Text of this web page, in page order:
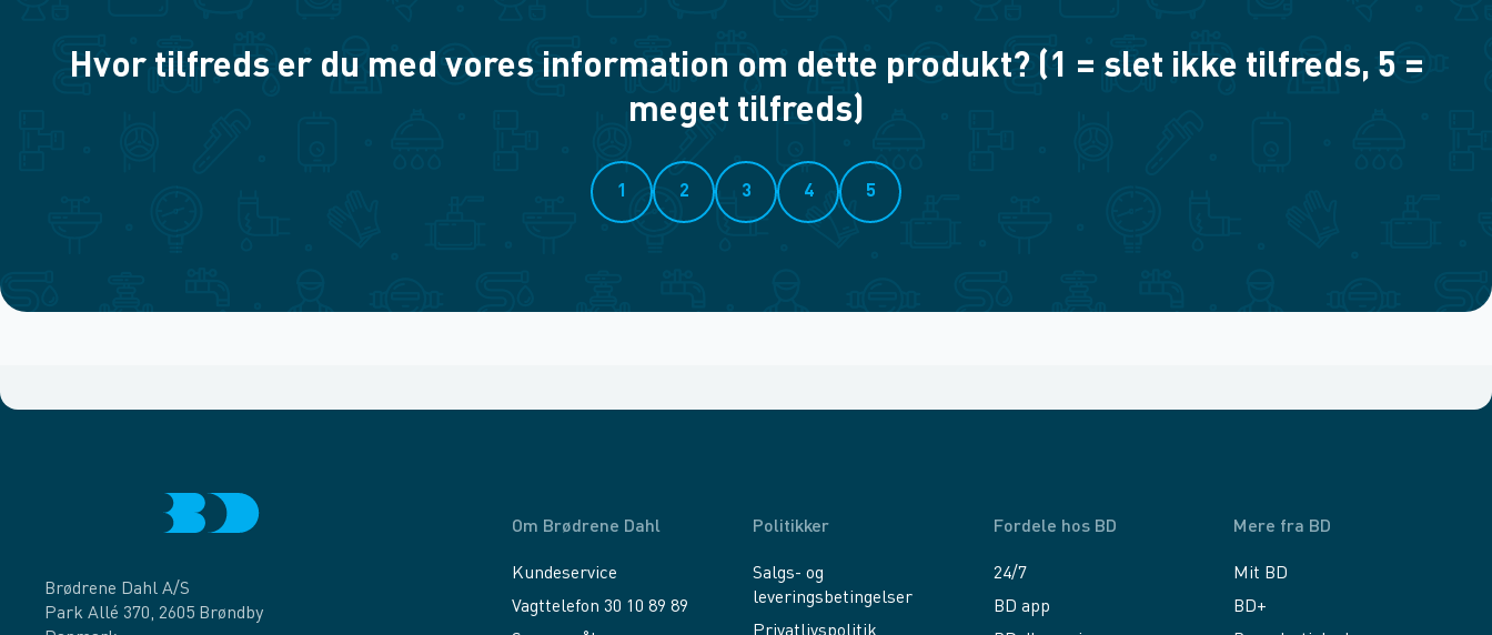
Hvor tilfreds er du med vores information om dette produkt? (1 = slet ikke tilfreds, 5 =
meget tilfreds)
1 2 3 4 5
Brødrene Dahl A/S
Park Allé 370, 2605 Brøndby
Om Brødrene Dahl
Kundeservice
Vagttelefon 30 10 89 89
Politikker
Salgs- og
leveringsbetingelser
Fordele hos BD
24/7
BD app
Mere fra BD
Mit BD
BD+